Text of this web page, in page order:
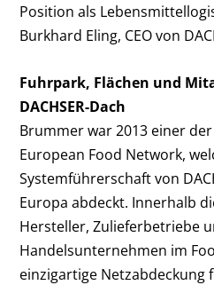
Position als
Burkhard Eling, CEO von
Fuhrpark, Flächen und
DACHSER-Dach
Brummer war 2013 einer
European Food Network,
Systemführerschaft von
Europa abdeckt. Innerhalb
Hersteller, Zulieferbetriebe
Handelsunternehmen im
einzigartige